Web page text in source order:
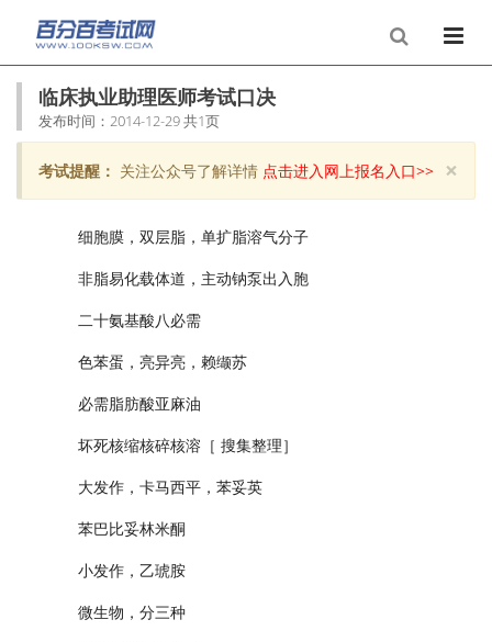
临床执业助理医师考试口决
发布时间：2014-12-29 共1页
×
考试提醒： 关注公众号了解详情 点击进入网上报名入口>>
细胞膜，双层脂，单扩脂溶气分子
非脂易化载体道，主动钠泵出入胞
二十氨基酸八必需
色苯蛋，亮异亮，赖缬苏
必需脂肪酸亚麻油
坏死核缩核碎核溶［ 搜集整理］
大发作，卡马西平，苯妥英
苯巴比妥林米酮
小发作，乙琥胺
微生物，分三种